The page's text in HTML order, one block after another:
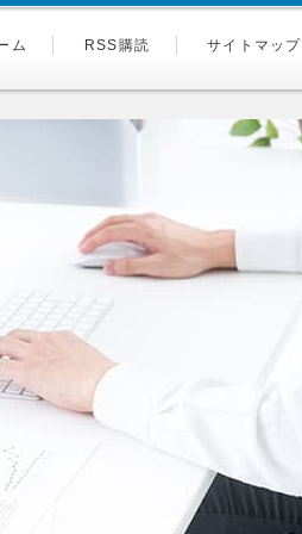
ム RSS購読 サイトマップ